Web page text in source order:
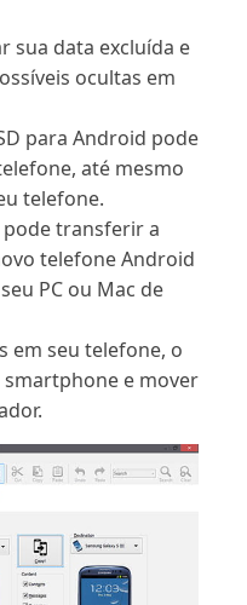
sua data excluída e
ocultas em
para Android pode
até mesmo
telefone.
pode transferir a
telefone Android
PC ou Mac de
em seu telefone, o
e mover